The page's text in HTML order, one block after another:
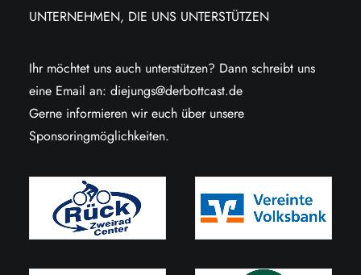
UNTERNEHMEN, DIE UNS UNTERSTÜTZEN
Ihr möchtet uns auch unterstützen? Dann schreibt uns
eine Email an: diejungs@derbottcast.de
Gerne informieren wir euch über unsere
Sponsoringmöglichkeiten.